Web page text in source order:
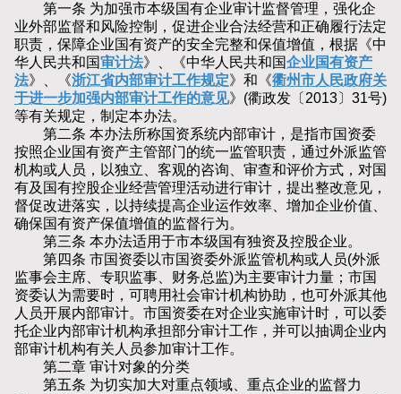
第一条 为加强市本级国有企业审计监督管理，强化企
业外部监督和风险控制，促进企业合法经营和正确履行法定
职责，保障企业国有资产的安全完整和保值增值，根据《中
华人民共和国审计法》、《中华人民共和国企业国有资产
法》、《浙江省内部审计工作规定》和《衢州市人民政府关
于进一步加强内部审计工作的意见》(衢政发〔2013〕31号)
等有关规定，制定本办法。
第二条 本办法所称国资系统内部审计，是指市国资委
按照企业国有资产主管部门的统一监管职责，通过外派监管
机构或人员，以独立、客观的咨询、审查和评价方式，对国
有及国有控股企业经营管理活动进行审计，提出整改意见，
督促改进落实，以持续提高企业运作效率、增加企业价值、
确保国有资产保值增值的监督行为。
第三条 本办法适用于市本级国有独资及控股企业。
第四条 市国资委以市国资委外派监管机构或人员(外派
监事会主席、专职监事、财务总监)为主要审计力量；市国
资委认为需要时，可聘用社会审计机构协助，也可外派其他
人员开展内部审计。市国资委在对企业实施审计时，可以委
托企业内部审计机构承担部分审计工作，并可以抽调企业内
部审计机构有关人员参加审计工作。
第二章 审计对象的分类
第五条 为切实加大对重点领域、重点企业的监督力